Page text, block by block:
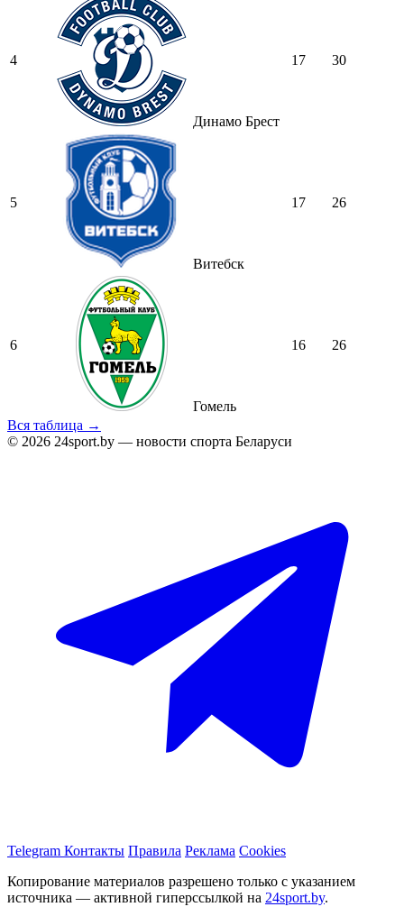
4
Динамо Брест
17 30
5
Витебск
17 26
6
Гомель
16 26
Вся таблица →
© 2026 24sport.by — новости спорта Беларуси
Telegram Контакты Правила Реклама Cookies
Копирование материалов разрешено только с указанием
источника — активной гиперссылкой на 24sport.by.